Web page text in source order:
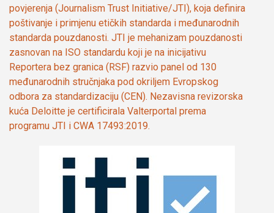
povjerenja (Journalism Trust Initiative/JTI), koja definira
poštivanje i primjenu etičkih standarda i međunarodnih
standarda pouzdanosti. JTI je mehanizam pouzdanosti
zasnovan na ISO standardu koji je na inicijativu
Reportera bez granica (RSF) razvio panel od 130
međunarodnih stručnjaka pod okriljem Evropskog
odbora za standardizaciju (CEN). Nezavisna revizorska
kuća Deloitte je certificirala Valterportal prema
programu JTI i CWA 17493:2019.